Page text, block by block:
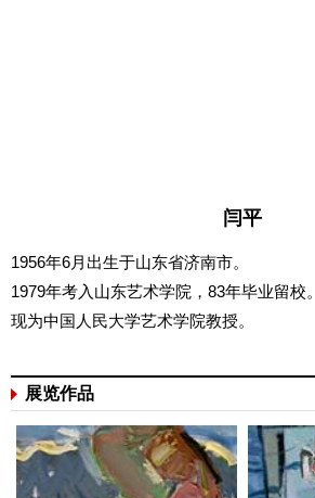
闫平
1956年6月出生于山东省济南市。
1979年考入山东艺术学院，83年毕业留校。
现为中国人民大学艺术学院教授。
展览作品